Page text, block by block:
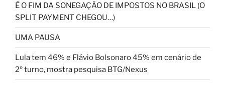
É O FIM DA SONEGAÇÃO DE IMPOSTOS NO BRASIL (O
SPLIT PAYMENT CHEGOU…)
UMA PAUSA
Lula tem 46% e Flávio Bolsonaro 45% em cenário de
2º turno, mostra pesquisa BTG/Nexus